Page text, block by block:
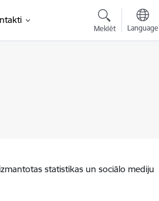
Meklēt Language
statistikas un sociālo mediju